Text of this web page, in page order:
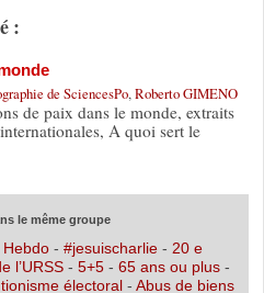
:
de SciencesPo, Roberto GIMENO
de paix dans le monde, extraits
A quoi sert le
le même groupe
- #jesuischarlie- 20 e
l’URSS- 5+5- 65 ans ou plus-
électoral- Abus de biens